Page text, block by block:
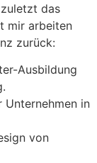
das
mir arbeiten
zurück:
Ausbildung
Unternehmen in
von